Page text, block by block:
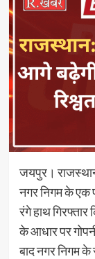
जयपुर। राजस्थान
नगर निगम के एक
रंगे हाथ गिरफ्तार
के आधार पर
बाद नगर निगम के